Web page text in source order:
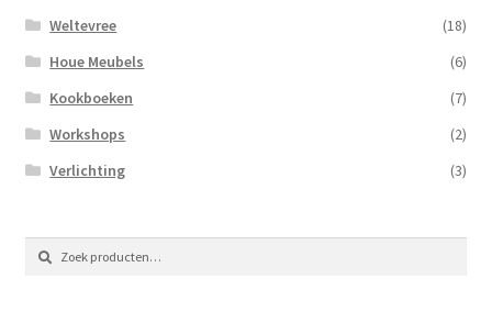
Weltevree
(18)
Houe Meubels
(6)
Kookboeken
(7)
Workshops
(2)
Verlichting
(3)
Zoeken
naar:
Zoeken